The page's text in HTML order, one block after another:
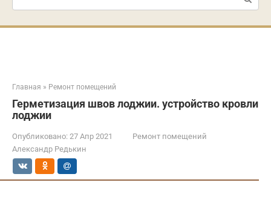
Главная » Ремонт помещений
Герметизация швов лоджии. устройство кровли
лоджии
Опубликовано: 27 Апр 2021
Ремонт помещений
Александр Редькин